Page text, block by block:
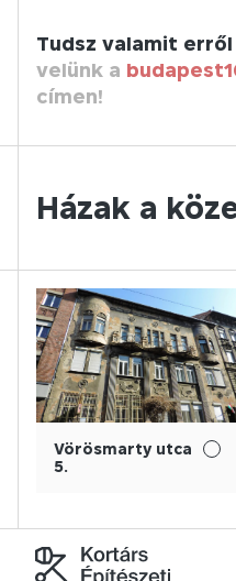
Tudsz valamit erről
velünk a
címen!
Házak a
Vörösmarty utca
5.